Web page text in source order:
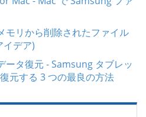
モリから削除されたファイル
イデア)
ータ復元 - Samsung タブレッ
元する 3 つの最良の方法